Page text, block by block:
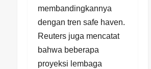
membandingkannya
dengan tren safe haven.
Reuters juga mencatat
bahwa beberapa
proyeksi lembaga